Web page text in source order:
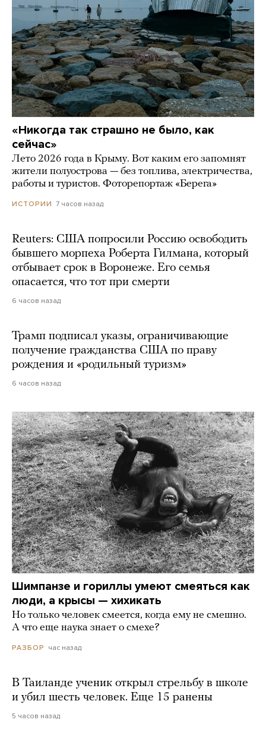
«Никогда так страшно не было, как
сейчас»
Лето 2026 года в Крыму. Вот каким его запомнят
жители полуострова — без топлива, электричества,
работы и туристов. Фоторепортаж «Берега»
ИСТОРИИ 7 часов назад
Reuters: США попросили Россию освободить
бывшего морпеха Роберта Гилмана, который
отбывает срок в Воронеже. Его семья
опасается, что тот при смерти
6 часов назад
Трамп подписал указы, ограничивающие
получение гражданства США по праву
рождения и «родильный туризм»
6 часов назад
Шимпанзе и гориллы умеют смеяться как
люди, а крысы — хихикать
Но только человек смеется, когда ему не смешно.
А что еще наука знает о смехе?
РАЗБОР час назад
В Таиланде ученик открыл стрельбу в школе
и убил шесть человек. Еще 15 ранены
5 часов назад